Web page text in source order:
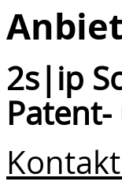
2s|ip